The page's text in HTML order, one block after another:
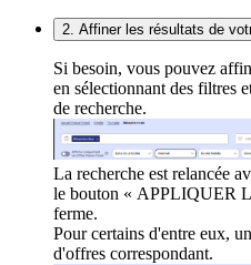
2. Affiner les résultats de
Si besoin, vous pouvez
en sélectionnant des filtres
de recherche.
La recherche est relancée
le bouton « APPLIQUER
ferme.
Pour certains d'entre eux,
d'offres correspondant.